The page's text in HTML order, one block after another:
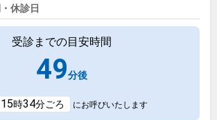
休診日
受診までの目安時間
49分後
15時34分ごろ にお呼びいたします